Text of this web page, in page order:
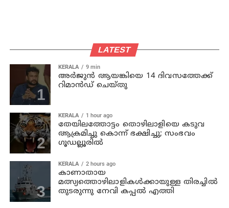
LATEST
KERALA 9 min
അര്‍ജുന്‍ ആയങ്കിയെ 14 ദിവസത്തേക്ക്
റിമാൻഡ് ചെയ്തു
KERALA 1 hour ago
തേയിലത്തോട്ടം തൊഴിലാളിയെ കടുവ
ആക്രമിച്ചു കൊന്ന് ഭക്ഷിച്ചു; സംഭവം
ഗൂഡല്ലൂരില്‍
KERALA 2 hours ago
കാണാതായ
മത്സ്യത്തൊഴിലാളികള്‍ക്കായുള്ള തിരച്ചില്‍
തുടരുന്നു നേവി കപ്പല്‍ എത്തി